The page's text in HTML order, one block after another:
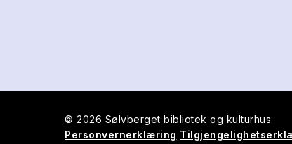
© 2026 Sølvberget bibliotek og kulturhus
Personvernerklæring